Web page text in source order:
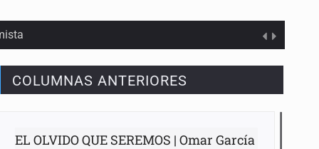
COLUMNAS ANTERIORES
EL OLVIDO QUE SEREMOS | Omar García